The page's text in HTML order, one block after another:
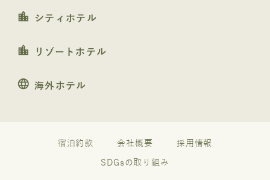
location_city シティホテル
location_city リゾートホテル
language 海外ホテル
宿泊約款 会社概要 採用情報
SDGsの取り組み